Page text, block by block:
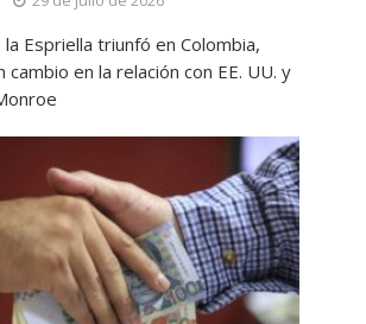
Espriella triunfó en Colombia,
cambio en la relación con EE. UU. y